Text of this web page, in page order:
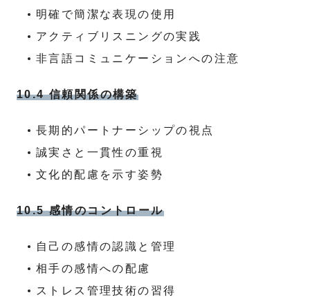
明確で簡潔な表現の使用
アクティブリスニングの実践
非言語コミュニケーションへの注意
10.4 信頼関係の構築
長期的パートナーシップの視点
誠実さと一貫性の重視
文化的配慮を示す姿勢
10.5 感情のコントロール
自己の感情の認識と管理
相手の感情への配慮
ストレス管理技術の習得